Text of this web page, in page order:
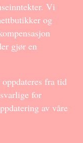
Vi
og
gjør en
fra tid
for
av våre